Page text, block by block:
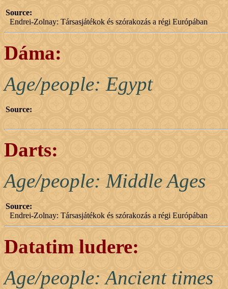
Source:
Endrei-Zolnay: Társasjátékok és szórakozás a régi Európában
Dáma:
Age/people: Egypt
Source:
Darts:
Age/people: Middle Ages
Source:
Endrei-Zolnay: Társasjátékok és szórakozás a régi Európában
Datatim ludere:
Age/people: Ancient times